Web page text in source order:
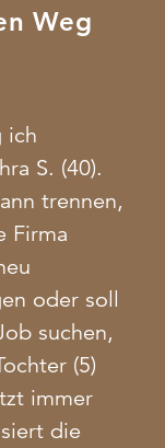
Weg
ich
S. (40).
trennen,
Firma
oder soll
suchen,
(5)
immer
die